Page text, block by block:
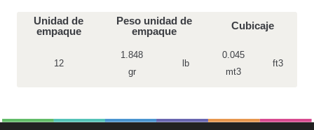
Unidad de
empaque
Peso unidad de
empaque
Cubicaje
12
1.848
gr
lb
0.045
mt3
ft3